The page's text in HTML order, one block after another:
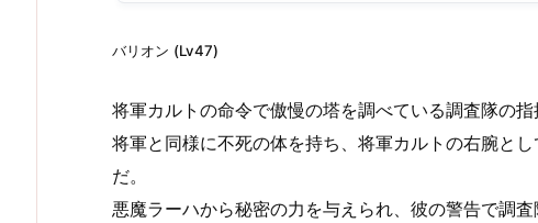
バリオン (Lv47)
将軍カルトの命令で傲慢の塔を調べている調査隊の指
将軍と同様に不死の体を持ち、将軍カルトの右腕と
だ。
悪魔ラーハから秘密の力を与えられ、彼の警告で調